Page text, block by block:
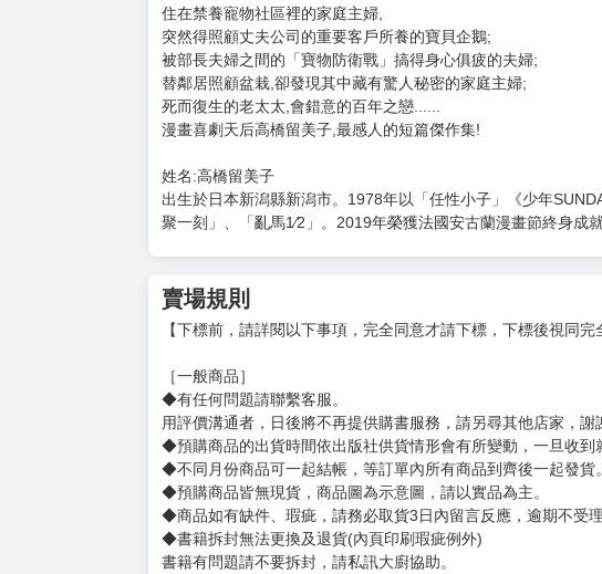
住在禁養寵物社區裡的家庭主婦,
突然得照顧丈夫公司的重要客戶所養的寶貝企鵝;
被部長夫婦之間的「寶物防衛戰」搞得身心俱疲的夫婦;
替鄰居照顧盆栽,卻發現其中藏有驚人秘密的家庭主婦;
死而復生的老太太,會錯意的百年之戀......
漫畫喜劇天后高橋留美子,最感人的短篇傑作集!
姓名:高橋留美子
出生於日本新潟縣新潟市。1978年以「任性小子」《少年
聚一刻」、「亂馬1⁄2」。2019年榮獲法國安古蘭漫畫節終身成就
賣場規則
【下標前，請詳閱以下事項，完全同意才請下標，下標後視同完
［一般商品］
◆有任何問題請聯繫客服。
用評價溝通者，日後將不再提供購書服務，請另尋其他店家，謝
◆預購商品的出貨時間依出版社供貨情形會有所變動，一旦收到
◆不同月份商品可一起結帳，等訂單內所有商品到齊後一起發貨。
◆預購商品皆無現貨，商品圖為示意圖，請以實品為主。
◆商品如有缺件、瑕疵，請務必取貨3日內留言反應，逾期不受理
◆書籍拆封無法更換及退貨(內頁印刷瑕疵例外)
書籍有問題請不要拆封，請私訊大廚協助。